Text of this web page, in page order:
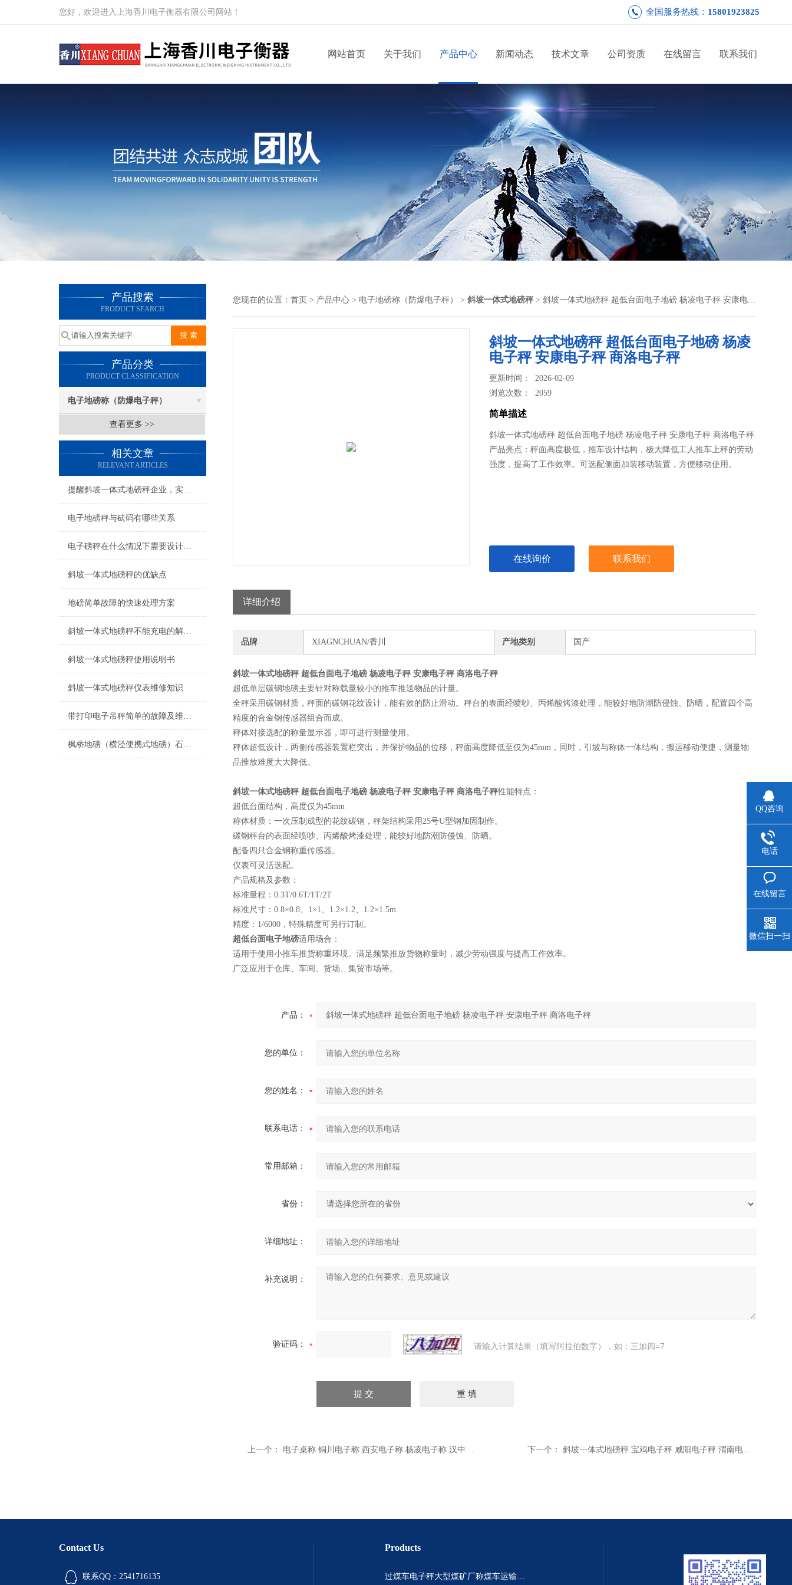
您好，欢迎进入上海香川电子衡器有限公司网站！ 全国服务热线： 15801923825
网站首页 关于我们 产品中心 新闻动态 技术文章 公司资质 在线留言 联系我们
产品搜索
PRODUCT SEARCH
产品分类
PRODUCT CLASSIFICATION
电子地磅称（防爆电子秤）
查看更多 >>
相关文章
RELEVANT ARTICLES
提醒斜坡一体式地磅秤企业，实惠的产品绝非劣质产品！
电子地磅秤与砝码有哪些关系
电子磅秤在什么情况下需要设计成超低台面呢？
斜坡一体式地磅秤的优缺点
地磅简单故障的快速处理方案
斜坡一体式地磅秤不能充电的解决方法
斜坡一体式地磅秤使用说明书
斜坡一体式地磅秤仪表维修知识
带打印电子吊秤简单的故障及维修方法介绍
枫桥地磅（横泾便携式地磅）石路汽车衡）渡村称重模块）甪直地磅维修
您现在的位置： 首页 > 产品中心 > 电子地磅称（防爆电子秤） > 斜坡一体式地磅秤 > 斜坡一体式地磅秤 超低台面电子地磅 杨凌电子秤 安康电子秤 商洛电子秤
斜坡一体式地磅秤 超低台面电子地磅 杨凌
电子秤 安康电子秤 商洛电子秤
更新时间： 2026-02-09
浏览次数：2059
简单描述
斜坡一体式地磅秤 超低台面电子地磅 杨凌电子秤 安康电子秤 商洛电子秤
产品亮点：秤面高度极低，推车设计结构，极大降低工人推车上秤的劳动
强度，提高了工作效率。可选配侧面加装移动装置，方便移动使用。
在线询价 联系我们
详细介绍
品牌 XIAGNCHUAN/香川 产地类别 国产
斜坡一体式地磅秤 超低台面电子地磅 杨凌电子秤 安康电子秤 商洛电子秤
超低单层碳钢地磅主要针对称载量较小的推车推送物品的计量。
全秤采用碳钢材质，秤面的碳钢花纹设计，能有效的防止滑动。秤台的表面经喷吵、丙烯酸烤漆处理，能较好地防潮防侵蚀、防晒，配置四个高
精度的合金钢传感器组合而成。
秤体对接选配的称量显示器，即可进行测量使用。
秤体超低设计，两侧传感器装置栏突出，并保护物品的位移，秤面高度降低至仅为45mm，同时，引坡与称体一体结构，搬运移动便捷，测量物
品推放难度大大降低。
斜坡一体式地磅秤 超低台面电子地磅 杨凌电子秤 安康电子秤 商洛电子秤性能特点：
超低台面结构，高度仅为45mm
称体材质：一次压制成型的花纹碳钢，秤架结构采用25号U型钢加固制作。
碳钢秤台的表面经喷吵、丙烯酸烤漆处理，能较好地防潮防侵蚀、防晒。
配备四只合金钢称重传感器。
仪表可灵活选配。
产品规格及参数：
标准量程：0.3T/0.6T/1T/2T
标准尺寸：0.8×0.8、1×1、1.2×1.2、1.2×1.5m
精度：1/6000，特殊精度可另行订制。
超低台面电子地磅适用场合：
适用于使用小推车推货称重环境。满足频繁推放货物称量时，减少劳动强度与提高工作效率。
广泛应用于仓库、车间、货场、集贸市场等。
产品：
您的单位：
您的姓名：
联系电话：
常用邮箱：
省份：
详细地址：
补充说明：
验证码： 请输入计算结果（填写阿拉伯数字），如：三加四=7
上一个： 电子桌称 铜川电子称 西安电子称 杨凌电子称 汉中电子称 下一个： 斜坡一体式地磅秤 宝鸡电子秤 咸阳电子秤 渭南电子秤 铜川电子秤
Contact Us
联系QQ：2541716135
Products
过煤车电子秤大型煤矿厂称煤车运输过120吨汽车过磅称~山西晋城市150吨卡车过磅称.内蒙古重型100吨货车过磅称
QQ咨询
电话
在线留言
微信扫一扫